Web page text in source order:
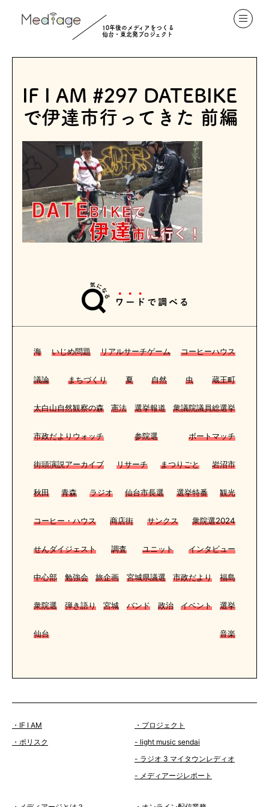
10年後のメディアをつくる
仙台・東北発プロジェクト
海 いじめ問題 リアルサーチゲーム コーヒーハウス
議論 まちづくり 夏 自然 虫 蔵王町
太白山自然観察の森 憲法 選挙報道 衆議院議員総選挙
市政だよりウォッチ 参院選 ボートマッチ
街頭演説アーカイブ リサーチ まつりごと 岩沼市
秋田 青森 ラジオ 仙台市長選 選挙特番 観光
コーヒー・ハウス 商店街 サンクス 衆院選2024
せんダイジェスト 調査 ユニット インタビュー
中心部 勉強会 旅企画 宮城県議選 市政だより 福島
衆院選 弾き語り 宮城 バンド 政治 イベント 選挙
仙台 音楽
IF I AM #297 DATEBIKE
で伊達市行ってきた 前編
・IF I AM
・ポリスク
・プロジェクト
- light music sendai
- ラジオ 3 マイタウンレディオ
- メディアージレポート